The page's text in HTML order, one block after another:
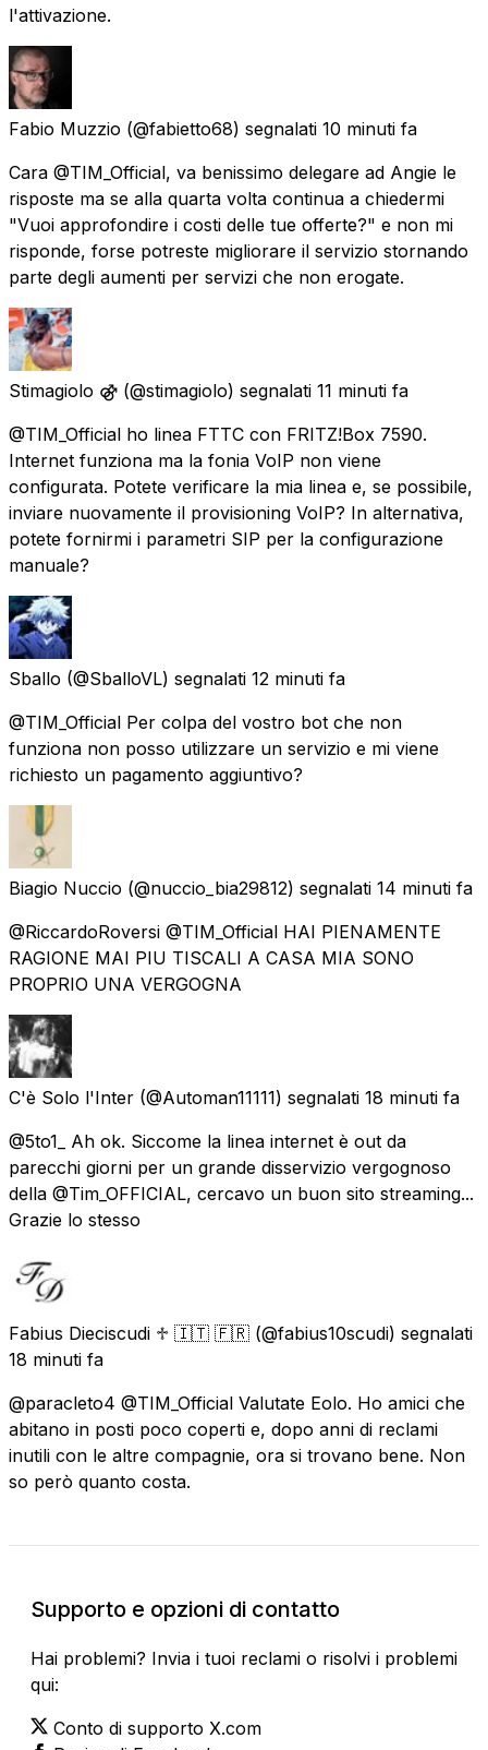
l'attivazione.
Fabio Muzzio (@fabietto68) segnalati 10 minuti fa
Cara @TIM_Official, va benissimo delegare ad Angie le
risposte ma se alla quarta volta continua a chiedermi
"Vuoi approfondire i costi delle tue offerte?" e non mi
risponde, forse potreste migliorare il servizio stornando
parte degli aumenti per servizi che non erogate.
Stimagiolo ⚣ (@stimagiolo) segnalati 11 minuti fa
@TIM_Official ho linea FTTC con FRITZ!Box 7590.
Internet funziona ma la fonia VoIP non viene
configurata. Potete verificare la mia linea e, se possibile,
inviare nuovamente il provisioning VoIP? In alternativa,
potete fornirmi i parametri SIP per la configurazione
manuale?
Sballo (@SballoVL) segnalati 12 minuti fa
@TIM_Official Per colpa del vostro bot che non
funziona non posso utilizzare un servizio e mi viene
richiesto un pagamento aggiuntivo?
Biagio Nuccio (@nuccio_bia29812) segnalati 14 minuti fa
@RiccardoRoversi @TIM_Official HAI PIENAMENTE
RAGIONE MAI PIU TISCALI A CASA MIA SONO
PROPRIO UNA VERGOGNA
C'è Solo l'Inter (@Automan11111) segnalati 18 minuti fa
@5to1_ Ah ok. Siccome la linea internet è out da
parecchi giorni per un grande disservizio vergognoso
della @Tim_OFFICIAL, cercavo un buon sito streaming...
Grazie lo stesso
Fabius Dieciscudi ♱ 🇮🇹 🇫🇷 (@fabius10scudi) segnalati
18 minuti fa
@paracleto4 @TIM_Official Valutate Eolo. Ho amici che
abitano in posti poco coperti e, dopo anni di reclami
inutili con le altre compagnie, ora si trovano bene. Non
so però quanto costa.
Supporto e opzioni di contatto
Hai problemi? Invia i tuoi reclami o risolvi i problemi
qui:
Conto di supporto X.com